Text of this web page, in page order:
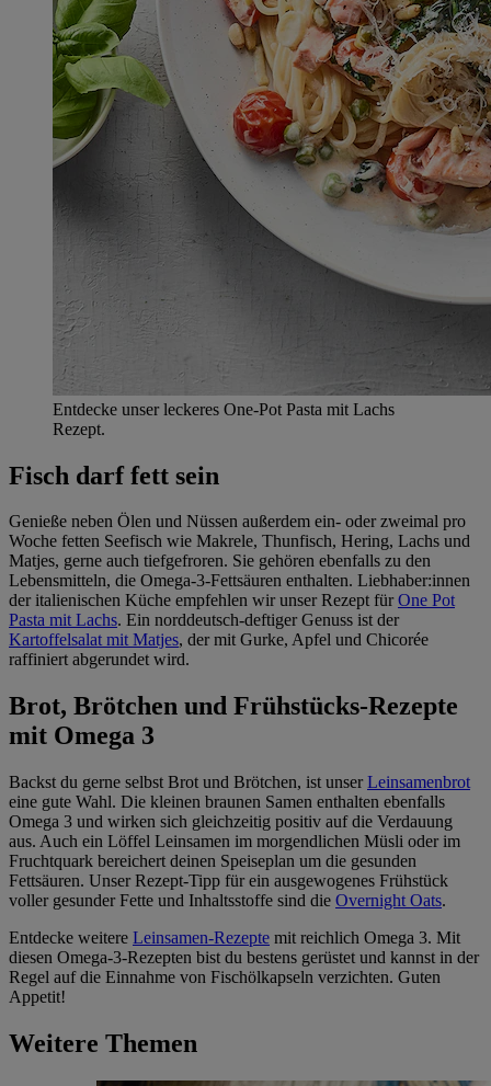
Entdecke unser leckeres One-Pot Pasta mit Lachs
Rezept.
Fisch darf fett sein
Genieße neben Ölen und Nüssen außerdem ein- oder zweimal pro
Woche fetten Seefisch wie Makrele, Thunfisch, Hering, Lachs und
Matjes, gerne auch tiefgefroren. Sie gehören ebenfalls zu den
Lebensmitteln, die Omega-3-Fettsäuren enthalten. Liebhaber:innen
der italienischen Küche empfehlen wir unser Rezept für One Pot
Pasta mit Lachs. Ein norddeutsch-deftiger Genuss ist der
Kartoffelsalat mit Matjes, der mit Gurke, Apfel und Chicorée
raffiniert abgerundet wird.
Brot, Brötchen und Frühstücks-Rezepte
mit Omega 3
Backst du gerne selbst Brot und Brötchen, ist unser Leinsamenbrot
eine gute Wahl. Die kleinen braunen Samen enthalten ebenfalls
Omega 3 und wirken sich gleichzeitig positiv auf die Verdauung
aus. Auch ein Löffel Leinsamen im morgendlichen Müsli oder im
Fruchtquark bereichert deinen Speiseplan um die gesunden
Fettsäuren. Unser Rezept-Tipp für ein ausgewogenes Frühstück
voller gesunder Fette und Inhaltsstoffe sind die Overnight Oats.
Entdecke weitere Leinsamen-Rezepte mit reichlich Omega 3. Mit
diesen Omega-3-Rezepten bist du bestens gerüstet und kannst in der
Regel auf die Einnahme von Fischölkapseln verzichten. Guten
Appetit!
Weitere Themen